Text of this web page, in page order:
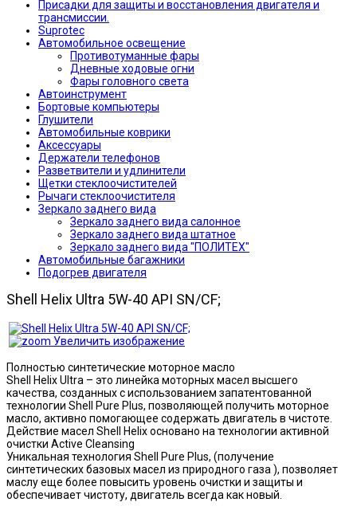
Присадки для защиты и восстановления двигателя и
трансмиссии.
Suprotec
Автомобильное освещение
Противотуманные фары
Дневные ходовые огни
Фары головного света
Автоинструмент
Бортовые компьютеры
Глушители
Автомобильные коврики
Аксессуары
Держатели телефонов
Разветвители и удлинители
Щетки стеклоочистителей
Рычаги стеклоочистителя
Зеркало заднего вида
Зеркало заднего вида салонное
Зеркало заднего вида штатное
Зеркало заднего вида "ПОЛИТЕХ"
Автомобильные багажники
Подогрев двигателя
Shell Helix Ultra 5W-40 API SN/CF;
Увеличить изображение
Полностью синтетические моторное масло
Shell Helix Ultra – это линейка моторных масел высшего
качества, созданных с использованием запатентованной
технологии Shell Pure Plus, позволяющей получить моторное
масло, активно помогающее содержать двигатель в чистоте.
Действие масел Shell Helix основано на технологии активной
очистки Active Cleansing
Уникальная технология Shell Pure Plus, (получение
синтетических базовых масел из природного газа ), позволяет
маслу еще более повысить уровень очистки и защиты и
обеспечивает чистоту, двигатель всегда как новый.